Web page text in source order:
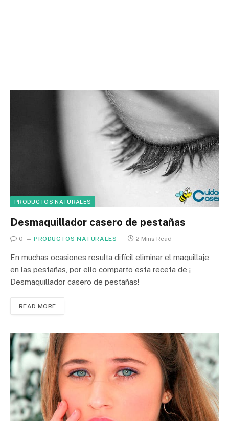
PRODUCTOS NATURALES
Desmaquillador casero de pestañas
0 PRODUCTOS NATURALES 2 Mins Read
En muchas ocasiones resulta difícil eliminar el maquillaje
en las pestañas, por ello comparto esta receta de ¡
Desmaquillador casero de pestañas!
READ MORE